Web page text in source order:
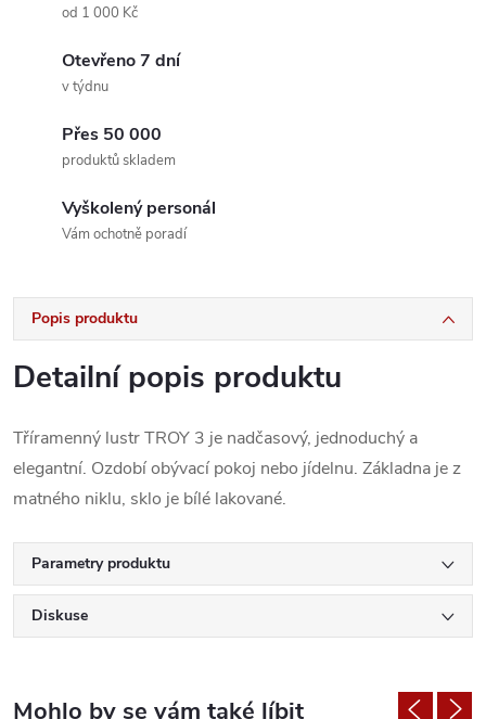
od 1 000 Kč
Otevřeno 7 dní
v týdnu
Přes 50 000
produktů skladem
Vyškolený personál
Vám ochotně poradí
Popis produktu
Detailní popis produktu
Tříramenný lustr TROY 3 je nadčasový, jednoduchý a
elegantní. Ozdobí obývací pokoj nebo jídelnu. Základna je z
matného niklu, sklo je bílé lakované.
Parametry produktu
Diskuse